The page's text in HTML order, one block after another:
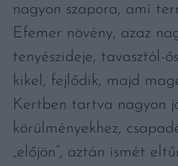
nagyon szapora, ami
Efemer növény, azaz
tenyészideje, tavasztól-
kikel, fejlődik, majd
Kertben tartva nagyon
körülményekhez,
„előjön”, aztán ismét